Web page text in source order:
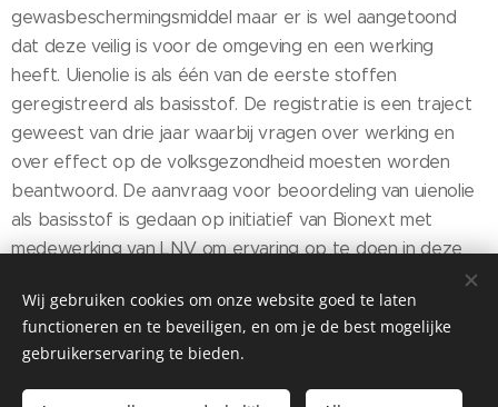
gewasbeschermingsmiddel maar er is wel aangetoond
dat deze veilig is voor de omgeving en een werking
heeft. Uienolie is als één van de eerste stoffen
geregistreerd als basisstof. De registratie is een traject
geweest van drie jaar waarbij vragen over werking en
over effect op de volksgezondheid moesten worden
beantwoord. De aanvraag voor beoordeling van uienolie
als basisstof is gedaan op initiatief van Bionext met
medewerking van LNV om ervaring op te doen in deze
© 2026 Vollegrondsgroente.net Alle rechten voorbehouden.
Wij gebruiken cookies om onze website goed te laten
functioneren en te beveiligen, en om je de best mogelijke
gebruikerservaring te bieden.